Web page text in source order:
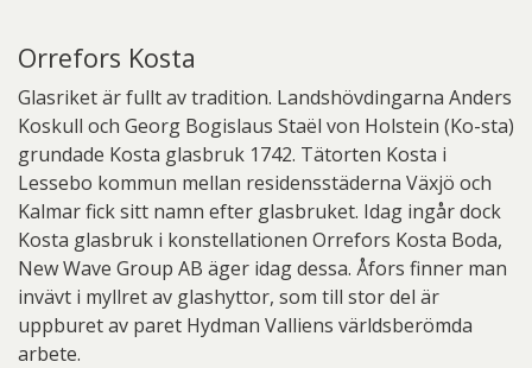
Orrefors Kosta
Glasriket är fullt av tradition. Landshövdingarna Anders
Koskull och Georg Bogislaus Staël von Holstein (Ko-sta)
grundade Kosta glasbruk 1742. Tätorten Kosta i
Lessebo kommun mellan residensstäderna Växjö och
Kalmar fick sitt namn efter glasbruket. Idag ingår dock
Kosta glasbruk i konstellationen Orrefors Kosta Boda,
New Wave Group AB äger idag dessa. Åfors finner man
invävt i myllret av glashyttor, som till stor del är
uppburet av paret Hydman Valliens världsberömda
arbete.